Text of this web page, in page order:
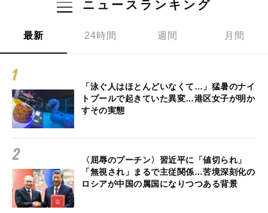
ニュースランキング
最新 24時間 週間 月間
「泳ぐ人はほとんどいなくて…」猛暑のナイ
トプールで起きていた異変…港区女子が明か
すその実態
〈屈辱のプーチン〉習近平に「値切られ」
「無視され」まるで主従関係…苦境深刻化の
ロシアが中国の属国になりつつある背景